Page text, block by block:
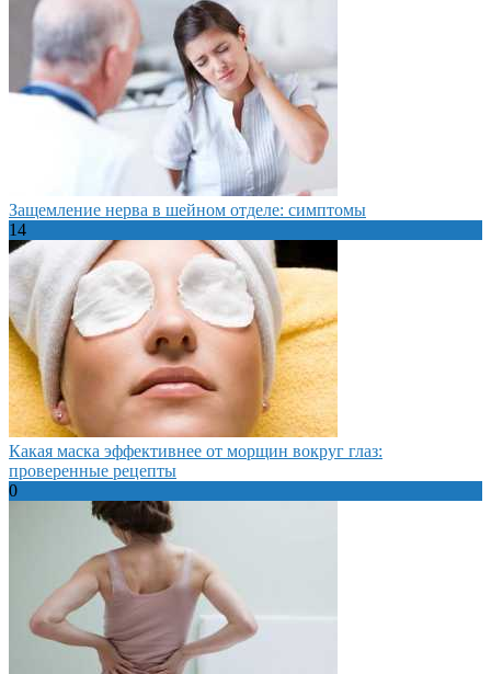
Защемление нерва в шейном отделе: симптомы
14
Какая маска эффективнее от морщин вокруг глаз:
проверенные рецепты
0